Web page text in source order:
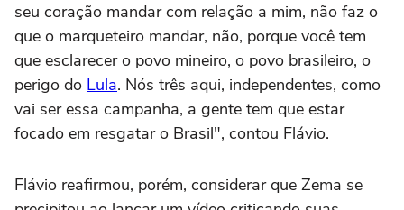
seu coração mandar com relação a mim, não faz o
que o marqueteiro mandar, não, porque você tem
que esclarecer o povo mineiro, o povo brasileiro, o
perigo do Lula. Nós três aqui, independentes, como
vai ser essa campanha, a gente tem que estar
focado em resgatar o Brasil", contou Flávio.
Flávio reafirmou, porém, considerar que Zema se